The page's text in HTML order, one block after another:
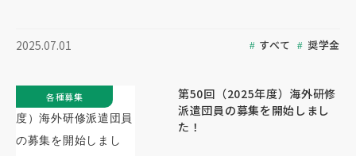
2025.07.01 すべて 奨学金
第50回（2025年度）海外研修
派遣団員の募集を開始しまし
た！
各種募集